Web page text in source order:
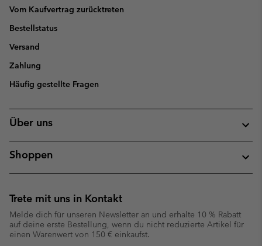
Vom Kaufvertrag zurücktreten
Bestellstatus
Versand
Zahlung
Häufig gestellte Fragen
Über uns
Shoppen
Trete mit uns in Kontakt
Melde dich für unseren Newsletter an und erhalte 10 % Rabatt
auf deine erste Bestellung, wenn du nicht reduzierte Artikel für
einen Warenwert von 150 € einkaufst.